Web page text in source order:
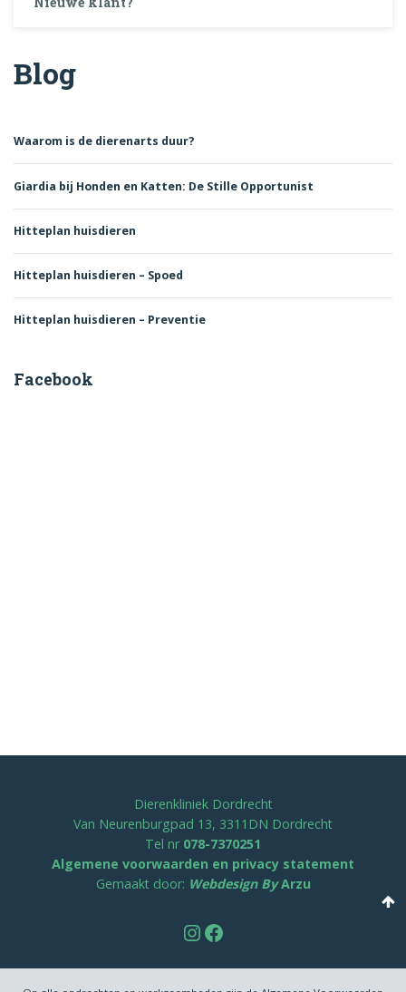
Blog
Waarom is de dierenarts duur?
Giardia bij Honden en Katten: De Stille Opportunist
Hitteplan huisdieren
Hitteplan huisdieren – Spoed
Hitteplan huisdieren – Preventie
Facebook
Dierenkliniek Dordrecht
Van Neurenburgpad 13, 3311DN Dordrecht
Tel nr 078-7370251
Algemene voorwaarden en privacy statement
Gemaakt door: Webdesign By Arzu
Instagram
Facebook